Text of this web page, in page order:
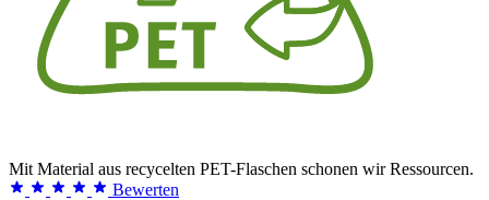
Mit Material aus recycelten PET-Flaschen schonen wir Ressourcen.
Bewerten